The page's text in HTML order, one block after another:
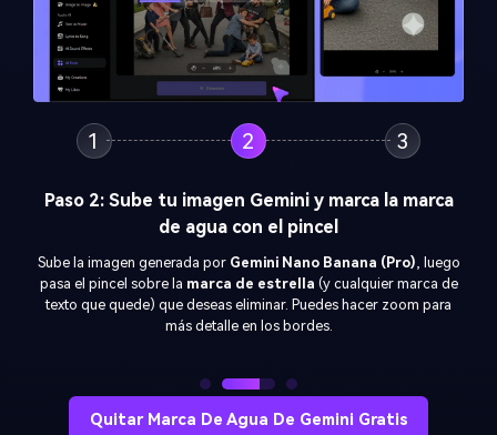
1 2 3
Paso 3: Genera y descarga
Generarpara eliminar la marca de agua y restaurar el
fondo naturalmente. Previsualiza el resultado, ajusta si es
necesario, luego descarga tu imagen sin marcas de agua
Confiado por creadores para